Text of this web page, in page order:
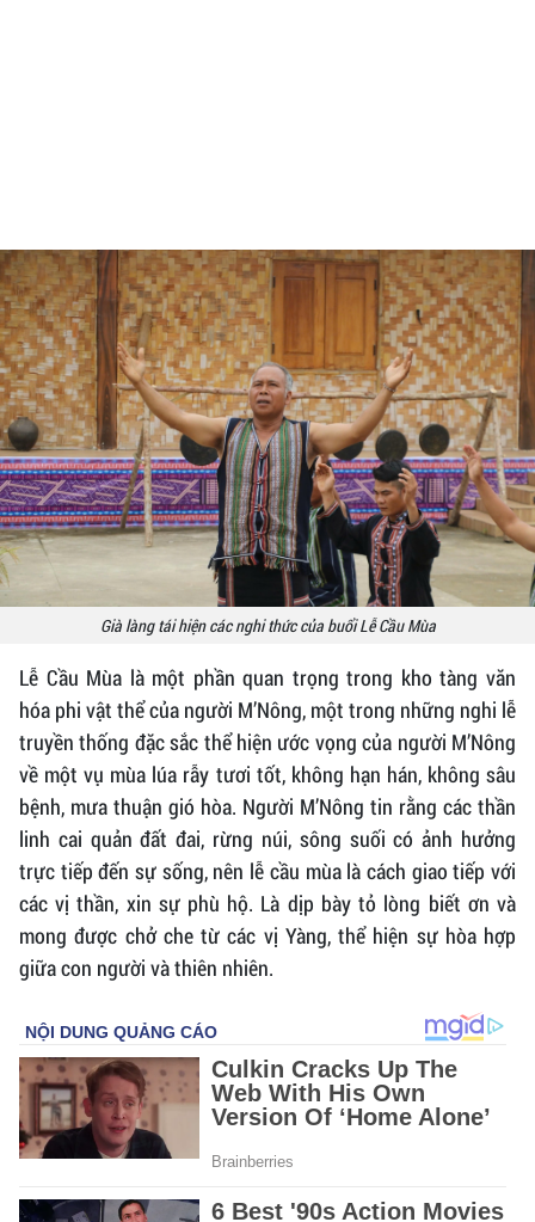
Già làng tái hiện các nghi thức của buổi Lễ Cầu Mùa
Lễ Cầu Mùa là một phần quan trọng trong kho tàng văn
hóa phi vật thể của người M’Nông, một trong những nghi lễ
truyền thống đặc sắc thể hiện ước vọng của người M’Nông
về một vụ mùa lúa rẫy tươi tốt, không hạn hán, không sâu
bệnh, mưa thuận gió hòa. Người M’Nông tin rằng các thần
linh cai quản đất đai, rừng núi, sông suối có ảnh hưởng
trực tiếp đến sự sống, nên lễ cầu mùa là cách giao tiếp với
các vị thần, xin sự phù hộ. Là dịp bày tỏ lòng biết ơn và
mong được chở che từ các vị Yàng, thể hiện sự hòa hợp
giữa con người và thiên nhiên.